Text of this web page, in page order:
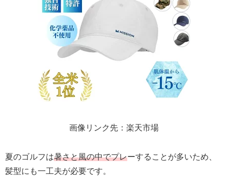
画像リンク先：楽天市場
夏のゴルフは暑さと風の中でプレーすることが多いため、
髪型にも一工夫が必要です。